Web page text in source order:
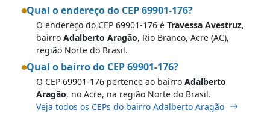
Qual o endereço do CEP 69901-176?
O endereço do CEP 69901-176 é Travessa Avestruz,
bairro Adalberto Aragão, Rio Branco, Acre (AC),
região Norte do Brasil.
Qual o bairro do CEP 69901-176?
O CEP 69901-176 pertence ao bairro Adalberto
Aragão, no Acre, na região Norte do Brasil.
Veja todos os CEPs do bairro Adalberto Aragão